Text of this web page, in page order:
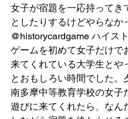
女子が宿題を一応持ってき
としたりするけどやらなか
@historycardgame ハイス
ゲームを初めて女子だけで
来てくれている大学生とや
とおもしろい時間でした。
南多摩中等教育学校の女子
遊びに来てくれたら、なん